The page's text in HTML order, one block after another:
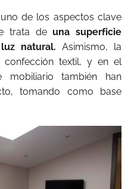
de los aspectos clave
trata deuna superficie
natural. Asimismo, la
confección textil, y en el
mobiliario también han
tomando como base